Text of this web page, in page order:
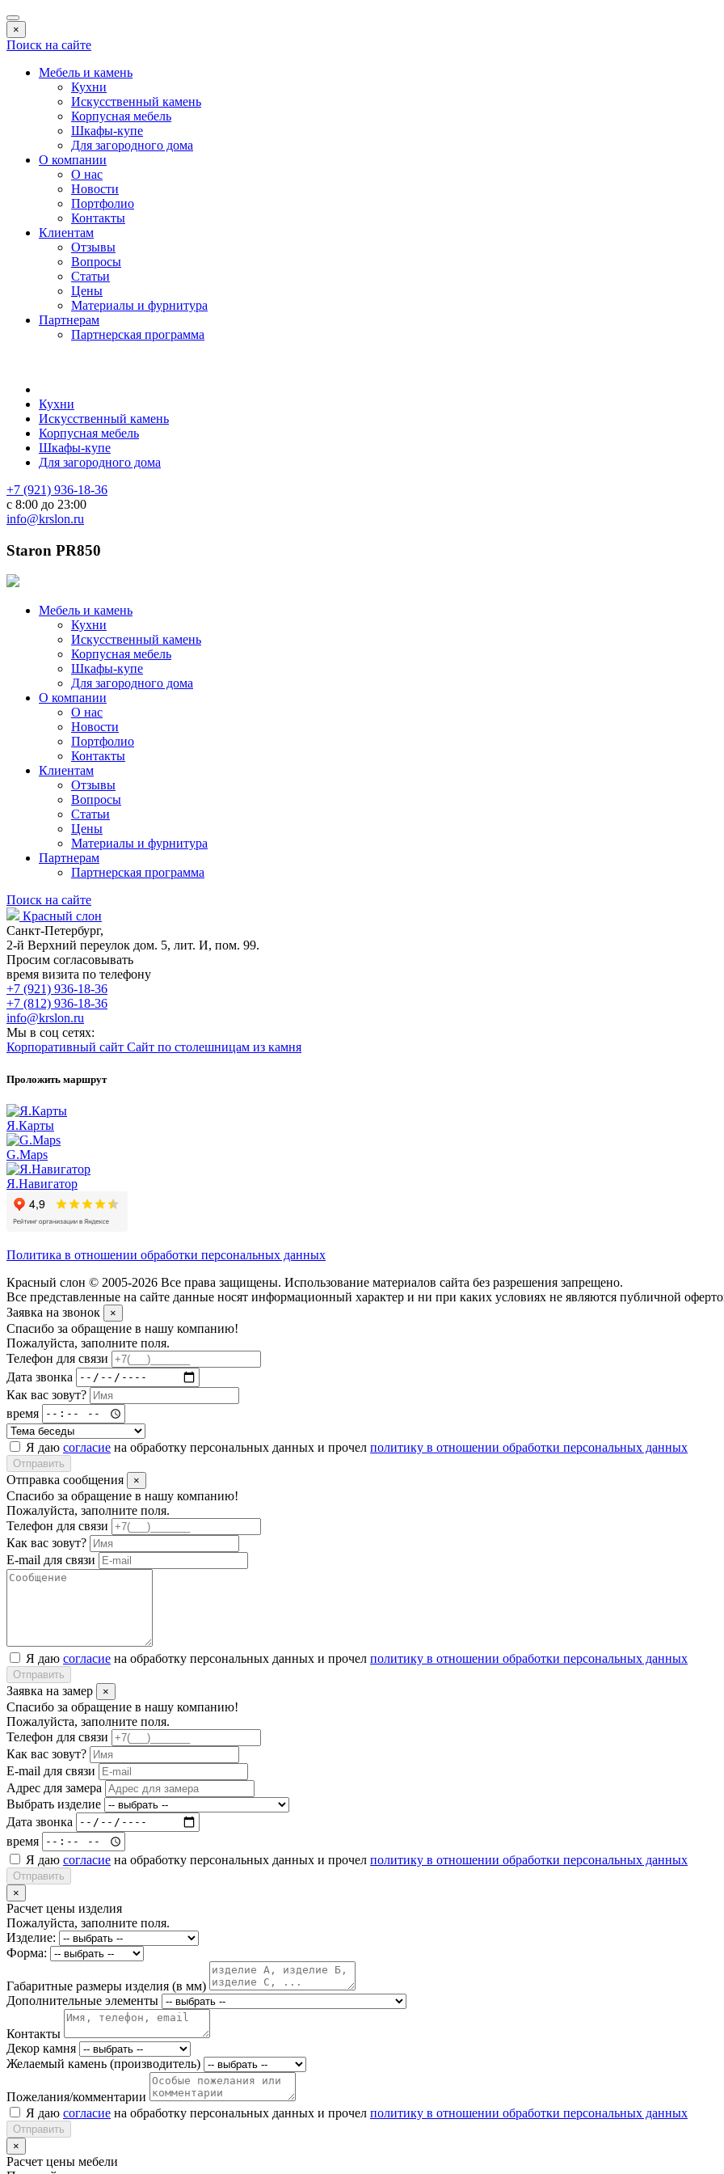
×
Поиск на сайте
Мебель и камень
Кухни
Искусственный камень
Корпусная мебель
Шкафы-купе
Для загородного дома
О компании
О нас
Новости
Портфолио
Контакты
Клиентам
Отзывы
Вопросы
Статьи
Цены
Материалы и фурнитура
Партнерам
Партнерская программа
Кухни
Искусственный камень
Корпусная мебель
Шкафы-купе
Для загородного дома
+7 (921) 936-18-36
с 8:00 до 23:00
info@krslon.ru
Staron PR850
Мебель и камень
Кухни
Искусственный камень
Корпусная мебель
Шкафы-купе
Для загородного дома
О компании
О нас
Новости
Портфолио
Контакты
Клиентам
Отзывы
Вопросы
Статьи
Цены
Материалы и фурнитура
Партнерам
Партнерская программа
Поиск на сайте
Красный слон
Санкт-Петербург,
2-й Верхний переулок дом. 5, лит. И, пом. 99.
Просим согласовывать
время визита по телефону
+7 (921) 936-18-36
+7 (812) 936-18-36
info@krslon.ru
Мы в соц сетях:
Корпоративный сайт Сайт по столешницам из камня
Проложить маршрут
Я.Карты
G.Maps
Я.Навигатор
Политика в отношении обработки персональных данных
Красный слон © 2005-2026 Все права защищены. Использование материалов сайта без разрешения запрещено.
Все представленные на сайте данные носят информационный характер и ни при каких условиях не являются публичной
Заявка на звонок
×
Спасибо за обращение в нашу компанию!
Пожалуйста, заполните поля.
Телефон для связи
Дата звонка
Как вас зовут?
время
Я даю согласие на обработку персональных данных и прочел политику в отношении обработки персональных данных
Отправить
Отправка сообщения ×
Спасибо за обращение в нашу компанию!
Пожалуйста, заполните поля.
Телефон для связи
Как вас зовут?
E-mail для связи
Я даю согласие на обработку персональных данных и прочел политику в отношении обработки персональных данных
Отправить
Заявка на замер ×
Спасибо за обращение в нашу компанию!
Пожалуйста, заполните поля.
Телефон для связи
Как вас зовут?
E-mail для связи
Адрес для замера
Выбрать изделие
Дата звонка
время
Я даю согласие на обработку персональных данных и прочел политику в отношении обработки персональных данных
Отправить
×
Расчет цены изделия
Пожалуйста, заполните поля.
Изделие:
Форма:
Габаритные размеры изделия (в мм)
Дополнительные элементы
Контакты
Декор камня
Желаемый камень (производитель)
Пожелания/комментарии
Я даю согласие на обработку персональных данных и прочел политику в отношении обработки персональных данных
Отправить
×
Расчет цены мебели